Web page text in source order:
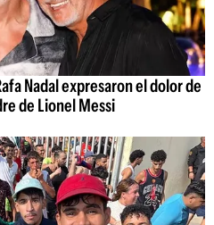
Nadal expresaron el dolor de
de Lionel Messi